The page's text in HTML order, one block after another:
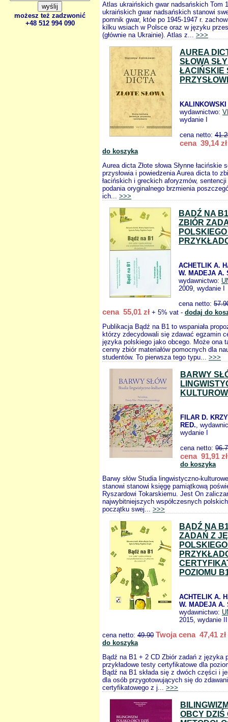
możesz też zadzwonić
+48 512 994 090
Atlas ukraińskich gwar nadsańskich Tom
ukraińskich gwar nadsańskich stanowi
pomnik gwar, któe po 1945-1947 r.
kilku wsiach w Polsce oraz w języku
(głównie na Ukrainie). Atlas z... >>>
AUREA
SŁOWA
ŁACIŃSKIE
KALINKOWSKI
wydawnictwo:
wydanie I
cena netto:
cena 39,14 zł
do koszyka
Aurea dicta Złote słowa Słynne łacińskie
przysłowia i powiedzenia Aurea dicta to
łacińskich i greckich aforyzmów, sentencji
podania oryginalnego brzmienia
ich... >>>
BADŹ NA
ZBIÓR
ACHETLIK A.
W. MADEJA A.
wydawnictwo:
2009, wydanie I
cena netto:
cena 55,01 zł + 5% vat - dodaj do
Publikacja Bądź na B1 to wspaniała
którzy zdecydowali się zdawać egzamin
języka polskiego jako obcego. Może ona
cenny zbiór materiałów pomocnych dla
studentów. To pierwsza tego typu... >>>
BARWY
FILAR D.
RED.,
wydanie I
cena netto:
cena 91,91 zł
do koszyka
Barwy słów Studia lingwistyczno-
stanowi stanowi księgę pamiątkową
Ryszardowi Tokarskiemu. Jest On
najwybitniejszych współczesnych
początku swej... >>>
BĄDŹ NA
ZADAŃ Z
POZIOMU
ACHTELIK A.
W. MADEJA A.
wydawnictwo:
2015, wydanie II
cena netto: 49.90 Twoja cena 47,41 zł
do koszyka
Bądź na B1 + 2 CD Zbiór zadań z języka
przykładowe testy certyfikatowe dla
Bądź na B1 składa się z dwóch części i
dla osób przygotowujących się do
certyfikatowego z j... >>>
OBCY DZIŚ